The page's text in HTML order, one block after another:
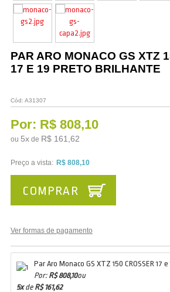
Vestuário
Promoções
PAR ARO MONACO GS XTZ
17 E 19 PRETO BRILHANTE
Cód: A31307
Por: R$ 808,10
ou 5xde R$ 161,62
Preço a vista: R$ 808,10
Ver formas de pagamento
Par Aro Monaco GS XTZ 150 CROSSER 17
Por: R$ 808,10ou
5xde R$ 161,62
COMPRAR